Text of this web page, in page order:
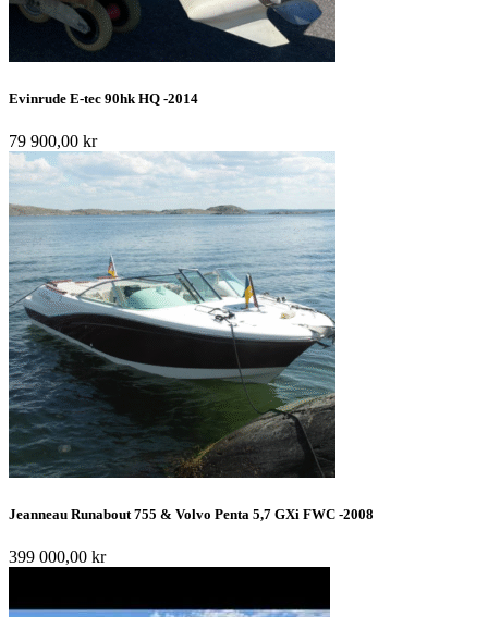
Evinrude E-tec 90hk HQ -2014
79 900,00 kr
Jeanneau Runabout 755 & Volvo Penta 5,7 GXi FWC -2008
399 000,00 kr